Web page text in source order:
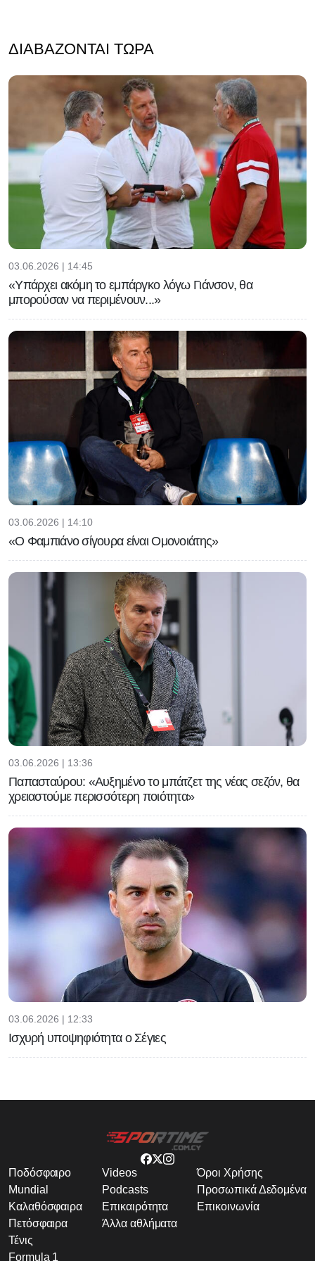
ΔΙΑΒΆΖΟΝΤΑΙ ΤΏΡΑ
03.06.2026 | 14:45
«Υπάρχει ακόμη το εμπάργκο λόγω Γιάνσον, θα
μπορούσαν να περιμένουν...»
03.06.2026 | 14:10
«Ο Φαμπιάνο σίγουρα είναι Ομονοιάτης»
03.06.2026 | 13:36
Παπασταύρου: «Αυξημένο το μπάτζετ της νέας σεζόν, θα
χρειαστούμε περισσότερη ποιότητα»
03.06.2026 | 12:33
Ισχυρή υποψηφιότητα ο Σέγιες
Ποδόσφαιρο
Mundial
Καλαθόσφαιρα
Πετόσφαιρα
Τένις
Formula 1
Videos
Podcasts
Επικαιρότητα
Άλλα αθλήματα
Όροι Χρήσης
Προσωπικά Δεδομένα
Επικοινωνία